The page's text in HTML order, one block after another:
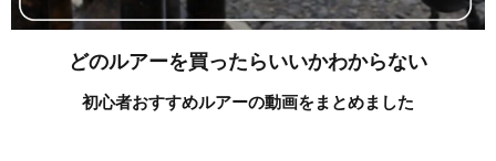
どのルアーを買ったらいいかわからない
初心者おすすめルアーの動画をまとめました